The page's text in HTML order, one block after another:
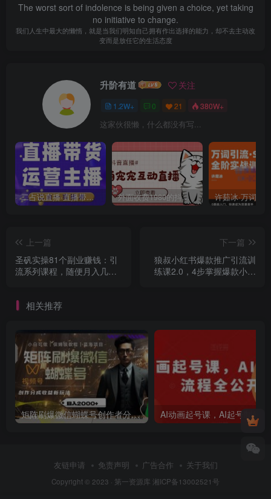
The worst sort of indolence is being given a choice, yet taking
no initiative to change.
我们人生中最大的懒惰，就是当我们明知自己拥有作出选择的能力，却不去主动改
变而是放任它的生活态度
升阶有道 关注
1.2W+ 0 21 380W+
这家伙很懒，什么都没有写...
二占说直播·直播带货主播运营课程，主播运营二合一实操课 外面收费1980的抖音萌宠宠直播项目，可虚拟人直播，抖音报白，实时互动直播【软件+详细教程】
上一篇
圣矾实操81个副业赚钱：引
流系列课程，随便月入几万
下一篇
狼叔小红书爆款推广引流训
练课2.0，4步掌握爆款小程
相关推荐
矩阵刷爆微信蝴蝶号创作者分成计划收益的新玩法，日入2000+【揭秘】
友链申请 免责声明 广告合作 关于我们
Copyright © 2023 · 第一资源库 湘ICP备13002521号